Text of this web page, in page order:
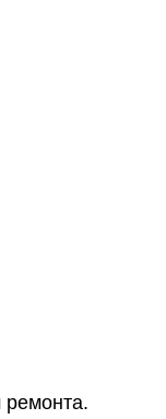
ремонта.